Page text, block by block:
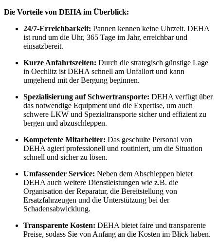
Die Vorteile von DEHA im Überblick:
24/7-Erreichbarkeit: Pannen kennen keine Uhrzeit. DEHA
ist rund um die Uhr, 365 Tage im Jahr, erreichbar und
einsatzbereit.
Kurze Anfahrtszeiten: Durch die strategisch günstige Lage
in Oechlitz ist DEHA schnell am Unfallort und kann
umgehend mit der Bergung beginnen.
Spezialisierung auf Schwertransporte: DEHA verfügt über
das notwendige Equipment und die Expertise, um auch
schwere LKW und Spezialtransporte sicher und effizient zu
bergen und abzuschleppen.
Kompetente Mitarbeiter: Das geschulte Personal von
DEHA agiert professionell und routiniert, um die Situation
schnell und sicher zu lösen.
Umfassender Service: Neben dem Abschleppen bietet
DEHA auch weitere Dienstleistungen wie z.B. die
Organisation der Reparatur, die Bereitstellung von
Ersatzfahrzeugen und die Unterstützung bei der
Schadensabwicklung.
Transparente Kosten: DEHA bietet faire und transparente
Preise, sodass Sie von Anfang an die Kosten im Blick haben.